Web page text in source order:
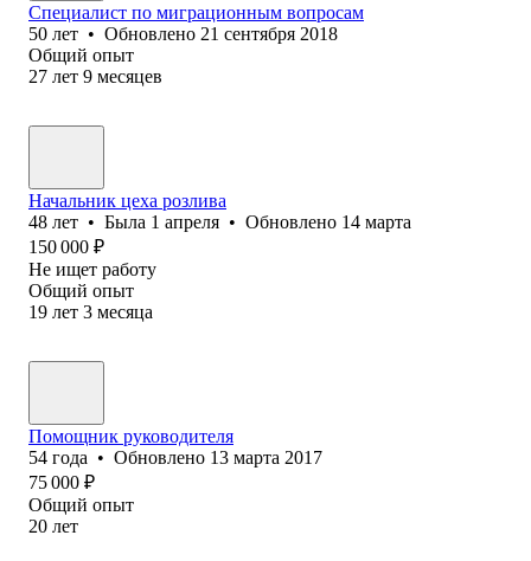
Специалист по миграционным вопросам
50 лет • Обновлено 21 сентября 2018
Общий опыт
27 лет 9 месяцев
Начальник цеха розлива
48 лет • Была 1 апреля • Обновлено 14 марта
150 000 ₽
Не ищет работу
Общий опыт
19 лет 3 месяца
Помощник руководителя
54 года • Обновлено 13 марта 2017
75 000 ₽
Общий опыт
20 лет